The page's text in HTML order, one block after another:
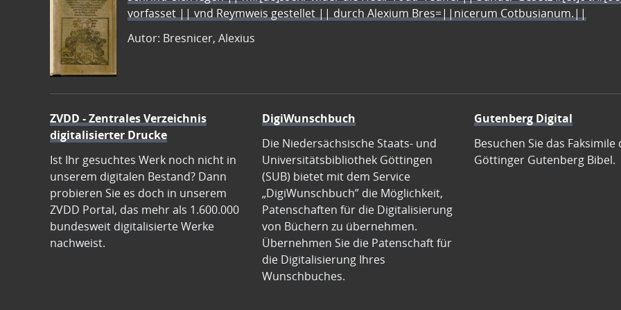
vorfasset || vnd Reymweis gestellet || durch Alexium Bres=||nicerum Cotbusianum.||
Autor: Bresnicer, Alexius
ZVDD - Zentrales Verzeichnis
digitalisierter Drucke
Ist Ihr gesuchtes Werk noch nicht in
unserem digitalen Bestand? Dann
probieren Sie es doch in unserem
ZVDD Portal, das mehr als 1.600.000
bundesweit digitalisierte Werke
nachweist.
DigiWunschbuch
Die Niedersächsische Staats- und
Universitätsbibliothek Göttingen
(SUB) bietet mit dem Service
„DigiWunschbuch” die Möglichkeit,
Patenschaften für die Digitalisierung
von Büchern zu übernehmen.
Übernehmen Sie die Patenschaft für
die Digitalisierung Ihres
Wunschbuches.
Gutenberg Digital
Besuchen Sie das Faksimile
Göttinger Gutenberg Bibel.